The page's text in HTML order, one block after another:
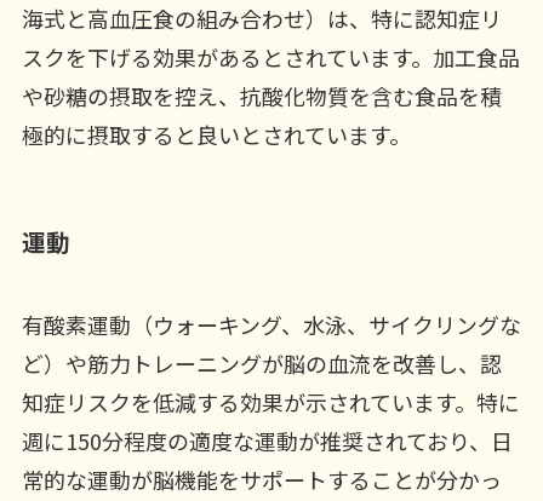
海式と高血圧食の組み合わせ）は、特に認知症リ
スクを下げる効果があるとされています。加工食品
や砂糖の摂取を控え、抗酸化物質を含む食品を積
極的に摂取すると良いとされています。
運動
有酸素運動（ウォーキング、水泳、サイクリングな
ど）や筋力トレーニングが脳の血流を改善し、認
知症リスクを低減する効果が示されています。特に
週に150分程度の適度な運動が推奨されており、日
常的な運動が脳機能をサポートすることが分かっ